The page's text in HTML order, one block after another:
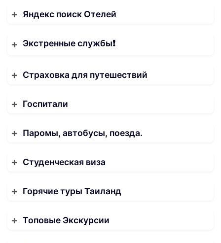
Яндекс поиск Отелей
Экстренные службы❗️
Страховка для путешествий
Госпитали
Паромы, автобусы, поезда.
Студенческая виза
Горячие туры Таиланд
Топовые Экскурсии